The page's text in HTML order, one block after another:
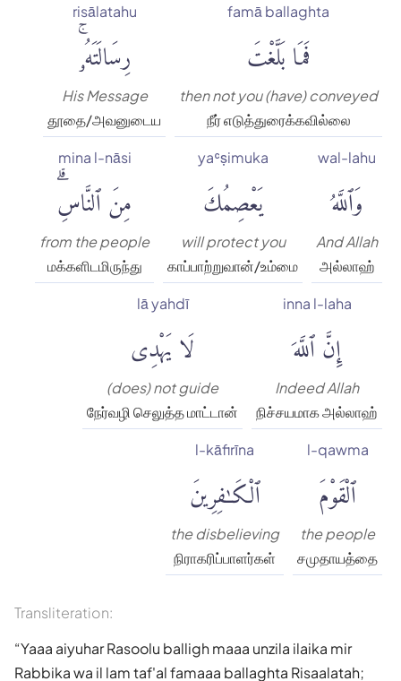
famā ballaghta
فَمَا بَلَّغْتَ
then not you (have) conveyed
நீர் எடுத்துரைக்கவில்லை
risālatahu
رِسَالَتَهُۥۚ
His Message
தூதை/அவனுடைய
wal-lahu
وَٱللَّهُ
And Allah
அல்லாஹ்
yaʿṣimuka
يَعْصِمُكَ
will protect you
காப்பாற்றுவான்/உம்மை
mina l-nāsi
مِنَ ٱلنَّاسِۗ
from the people
மக்களிடமிருந்து
inna l-laha
إِنَّ ٱللَّهَ
Indeed Allah
நிச்சயமாக அல்லாஹ்
lā yahdī
لَا يَهْدِى
(does) not guide
நேர்வழி செலுத்த மாட்டான்
l-qawma
ٱلْقَوْمَ
the people
சமுதாயத்தை
l-kāfirīna
ٱلْكَٰفِرِينَ
the disbelieving
நிராகரிப்பாளர்கள்
Transliteration:
Yaaa aiyuhar Rasoolu balligh maaa unzila ilaika mir
Rabbika wa il lam taf'al famaaa ballaghta Risaalatah;